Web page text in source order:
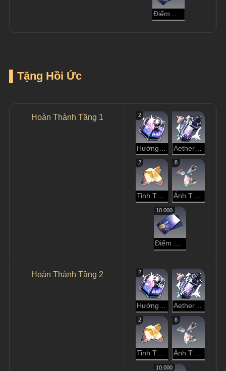
Điểm Tín Dụng
▌Tặng Hồi Ức
Hoàn Thành Tầng 1 2
Aether Tinh Luyện
2
Tinh Thể Đánh Mất
8
Ánh Tà Dương Rực Rỡ
10.000
Điểm Tín Dụng
Hoàn Thành Tầng 2 2
Aether Tinh Luyện
2
Tinh Thể Đánh Mất
8
Ánh Tà Dương Rực Rỡ
10.000